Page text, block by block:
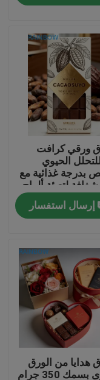
ورقي كرافت
الحيوي
بدرجة غذائية مع
لتعبئة ألواح
إرسال استفسار
هدايا من الورق
المقوى بسمك 350 جرام